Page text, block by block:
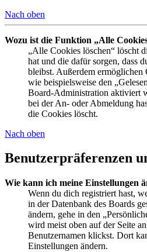
Nach oben
Wozu ist die Funktion „Alle
„Alle Cookies löschen“ löscht
hat und die dafür sorgen, dass
bleibst. Außerdem
wie beispielsweise den
Board-Administration aktiviert
bei der An- oder Abmeldung
die Cookies löscht.
Nach oben
Benutzerpräferenzen
Wie kann ich meine Einstellungen
Wenn du dich registriert hast,
in der Datenbank des Boards
ändern, gehe in den
wird meist oben auf der Seite
Benutzernamen klickst. Dort
Einstellungen ändern.